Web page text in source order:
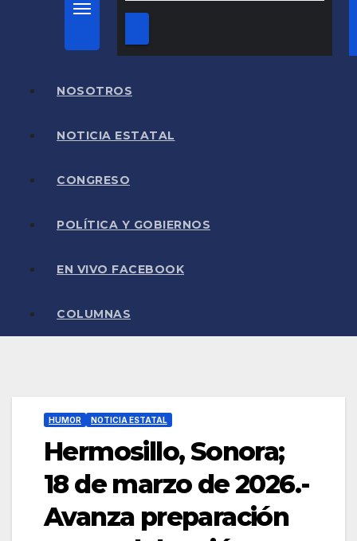
NOSOTROS
NOTICIA ESTATAL
CONGRESO
POLÍTICA Y GOBIERNOS
EN VIVO FACEBOOK
COLUMNAS
HUMOR NOTICIA ESTATAL
Hermosillo, Sonora;
18 de marzo de 2026.-
Avanza preparación